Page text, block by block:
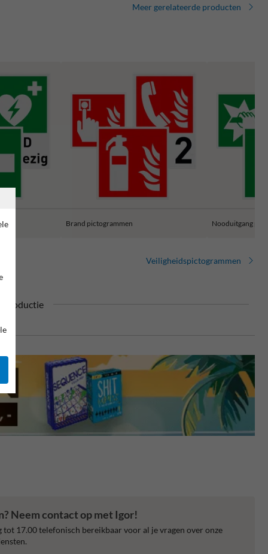
Meer gerelateerde producten
Brand pictogrammen Nooduitgang
Veiligheidspictogrammen
productie
Neem contact op met Igor!
tot 17.00 telefonisch bereikbaar voor al je vragen over onze